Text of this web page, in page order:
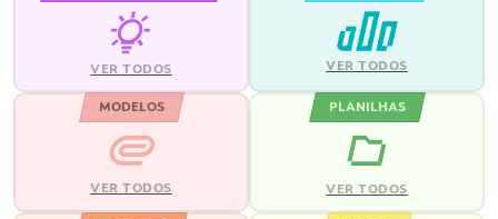
VER TODOS VER TODOS
MODELOS
VER TODOS
PLANILHAS
VER TODOS